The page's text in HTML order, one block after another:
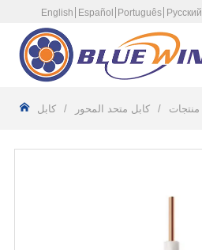
English Español Português Русский
منتجات / كابل متحد المحور /